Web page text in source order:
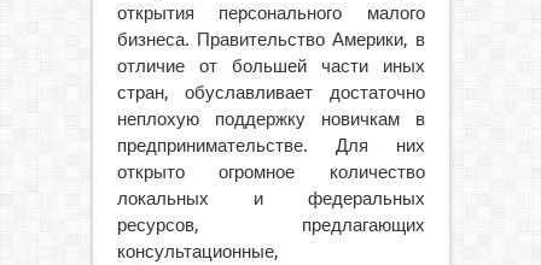
открытия персонального малого
бизнеса. Правительство Америки, в
отличие от большей части иных
стран, обуславливает достаточно
неплохую поддержку новичкам в
предпринимательстве. Для них
открыто огромное количество
локальных и федеральных
ресурсов, предлагающих
консультационные,